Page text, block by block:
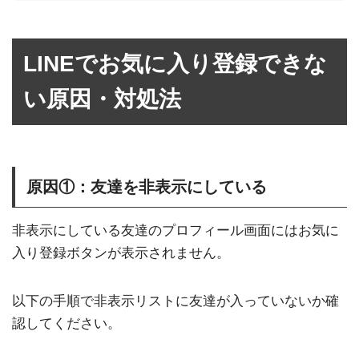
LINEでお気に入り登録できな
い原因・対処法
原因①：友達を非表示にしている
非表示にしている友達のプロフィール画面にはお気に
入り登録ボタンが表示されません。
以下の手順で非表示リストに友達が入っていないか確
認してください。